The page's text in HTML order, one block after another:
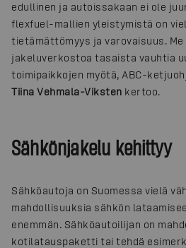
edullinen ja autoissakaan ei ole
flexfuel-mallien yleistymistä on
tietämättömyys ja varovaisuus.
jakeluverkostoa tasaista vauhtia
toimipaikkojen myötä, ABC-
Tiina Vehmala-Viksten kertoo.
Sähkönjakelu kehittyy
Sähköautoja on Suomessa vielä
mahdollisuuksia sähkön
enemmän. Sähköautoilijan on
kotilatauspaketti tai tehdä